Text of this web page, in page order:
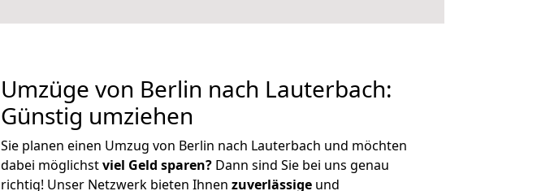
Umzüge von Berlin nach Lauterbach:
Günstig umziehen
Sie planen einen Umzug von Berlin nach Lauterbach und möchten
dabei möglichstviel Geld sparen? Dann sind Sie bei uns genau
richtig! Unser Netzwerk bieten Ihnen zuverlässige und